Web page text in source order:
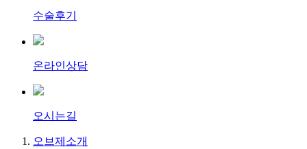
수술후기
온라인상담
오시는길
오브제소개